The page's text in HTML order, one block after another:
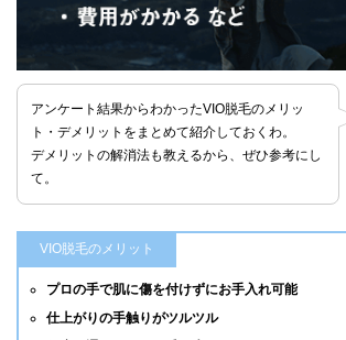
アンケート結果からわかったVIO脱毛のメリッ
ト・デメリットをまとめて紹介しておくわ。
デメリットの解消法も教えるから、ぜひ参考にし
て。
VIO脱毛のメリット
プロの手で肌に傷を付けずにお手入れ可能
仕上がりの手触りがツルツル